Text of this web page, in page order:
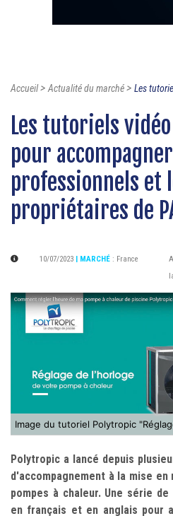
Accueil>Actualité du marché> Les
Les tutoriels
pour
professionnels et
propriétaires de
10/07/2023 | MARCHÉ : France
Polytropic a lancé depuis
d'accompagnement à la mise
pompes à chaleur. Une série
en français et en anglais pour